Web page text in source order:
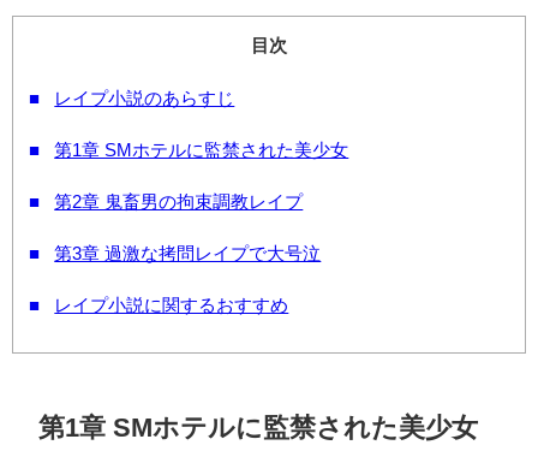
目次
レイプ小説のあらすじ
第1章 SMホテルに監禁された美少女
第2章 鬼畜男の拘束調教レイプ
第3章 過激な拷問レイプで大号泣
レイプ小説に関するおすすめ
第1章 SMホテルに監禁された美少女